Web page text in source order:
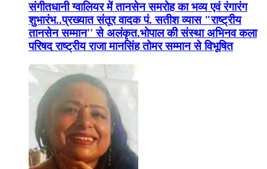
संगीतधानी ग्वालियर में तानसेन समरोह का भव्य एवं रंगारंग
शुभारंभ..प्रख्यात संतूर वादक पं. सतीश व्यास "राष्ट्रीय
तानसेन सम्मान'' से अलंकृत.भोपाल की संस्था अभिनव कला
परिषद राष्ट्रीय राजा मानसिंह तोमर सम्मान से विभूषित